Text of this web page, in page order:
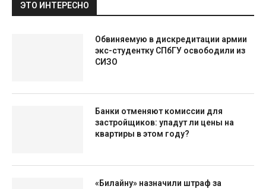
ЭТО ИНТЕРЕСНО
Обвиняемую в дискредитации армии
экс-студентку СПбГУ освободили из
СИЗО
Банки отменяют комиссии для
застройщиков: упадут ли цены на
квартиры в этом году?
«Билайну» назначили штраф за